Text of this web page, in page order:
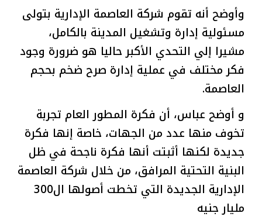
وأوضح أنه تقوم شركة العاصمة الإدارية بتولى
مسئولية إدارة وتشغيل المدينة بالكامل،
مشيرا إلي التحدي الأكبر حاليا هو ضرورة وجود
فكر مختلف في عملية إدارة صرح ضخم بحجم
العاصمة.
و أوضح عباس، أن فكرة المطور العام تجربة
تخوف منها عدد من الجهات، خاصة إنها فكرة
جديدة لكنها أثبتت أنها فكرة ناجحة في ظل
البنية التحتية المرافق، من خلال شركة العاصمة
الإدارية الجديدة التي تخطت أصولها ال300
مليار جنيه